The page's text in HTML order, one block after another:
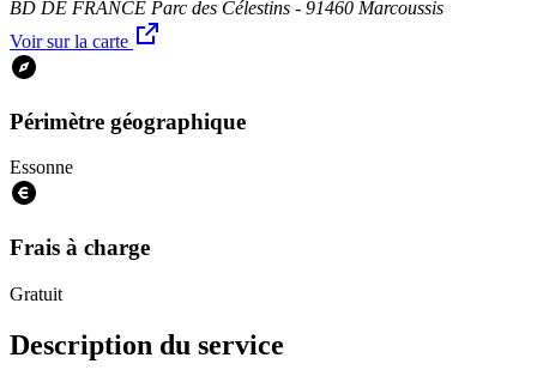
BD DE FRANCE Parc des Célestins - 91460 Marcoussis
Voir sur la carte
Périmètre géographique
Essonne
Frais à charge
Gratuit
Description du service